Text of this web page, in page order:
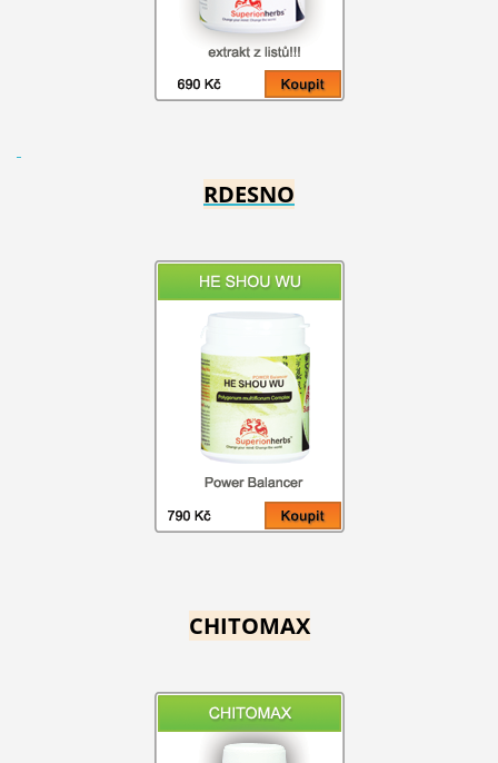
RDESNO
CHITOMAX